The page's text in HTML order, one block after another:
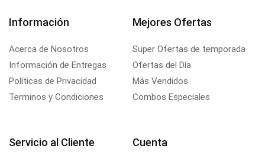
Información
Acerca de Nosotros
Información de Entregas
Políticas de Privacidad
Terminos y Condiciones
Mejores Ofertas
Super Ofertas de temporada
Ofertas del Día
Más Vendidos
Combos Especiales
Servicio al Cliente Cuenta